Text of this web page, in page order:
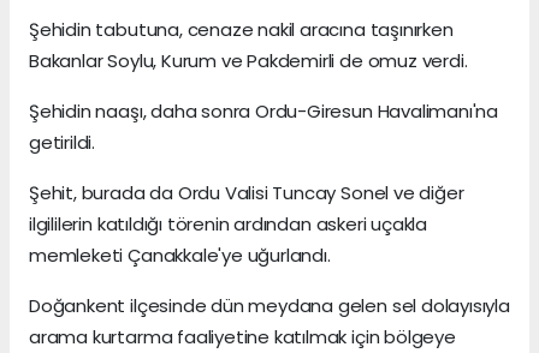
Şehidin tabutuna, cenaze nakil aracına taşınırken
Bakanlar Soylu, Kurum ve Pakdemirli de omuz verdi.
Şehidin naaşı, daha sonra Ordu-Giresun Havalimanı'na
getirildi.
Şehit, burada da Ordu Valisi Tuncay Sonel ve diğer
ilgililerin katıldığı törenin ardından askeri uçakla
memleketi Çanakkale'ye uğurlandı.
Doğankent ilçesinde dün meydana gelen sel dolayısıyla
arama kurtarma faaliyetine katılmak için bölgeye